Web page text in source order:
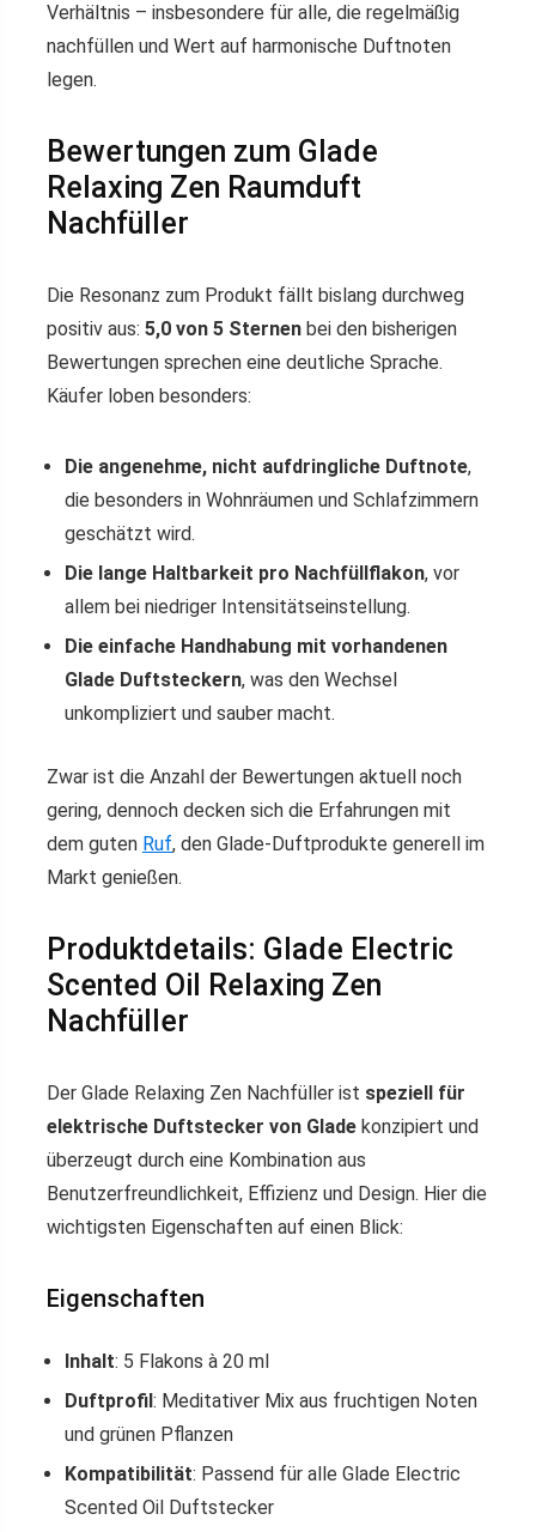
Verhältnis – insbesondere für alle, die regelmäßig
nachfüllen und Wert auf harmonische Duftnoten
legen.
Bewertungen zum Glade
Relaxing Zen Raumduft
Nachfüller
Die Resonanz zum Produkt fällt bislang durchweg
positiv aus: 5,0 von 5 Sternen bei den bisherigen
Bewertungen sprechen eine deutliche Sprache.
Käufer loben besonders:
Die angenehme, nicht aufdringliche Duftnote,
die besonders in Wohnräumen und Schlafzimmern
geschätzt wird.
Die lange Haltbarkeit pro Nachfüllflakon, vor
allem bei niedriger Intensitätseinstellung.
Die einfache Handhabung mit vorhandenen
Glade Duftsteckern, was den Wechsel
unkompliziert und sauber macht.
Zwar ist die Anzahl der Bewertungen aktuell noch
gering, dennoch decken sich die Erfahrungen mit
dem guten Ruf, den Glade-Duftprodukte generell im
Markt genießen.
Produktdetails: Glade Electric
Scented Oil Relaxing Zen
Nachfüller
Der Glade Relaxing Zen Nachfüller ist speziell für
elektrische Duftstecker von Glade konzipiert und
überzeugt durch eine Kombination aus
Benutzerfreundlichkeit, Effizienz und Design. Hier die
wichtigsten Eigenschaften auf einen Blick:
Eigenschaften
Inhalt: 5 Flakons à 20 ml
Duftprofil : Meditativer Mix aus fruchtigen Noten
und grünen Pflanzen
Kompatibilität: Passend für alle Glade Electric
Scented Oil Duftstecker